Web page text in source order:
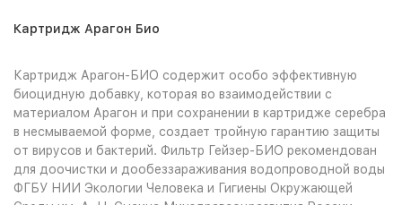
Картридж Арагон Био
Картридж Арагон-БИО содержит особо эффективную
биоцидную добавку, которая во взаимодействии с
материалом Арагон и при сохранении в картридже серебра
в несмываемой форме, создает тройную гарантию защиты
от вирусов и бактерий. Фильтр Гейзер-БИО рекомендован
для доочистки и дообеззараживания водопроводной воды
ФГБУ НИИ Экологии Человека и Гигиены Окружающей